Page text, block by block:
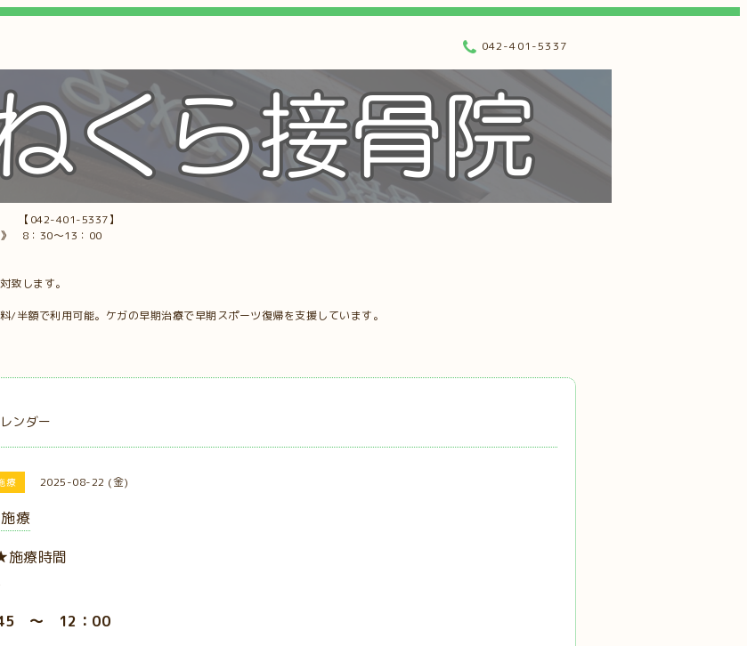
【042-401-5337】
8：30～13：00
致します。
半額で利用可能。ケガの早期治療で早期スポーツ復帰を支援しています。
042-401-5337
ンダー
療 2025-08-22 (金)
療
施療時間
～ 12：00